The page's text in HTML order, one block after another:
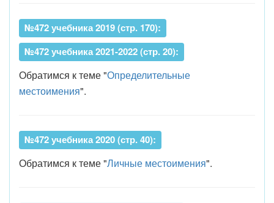
№472 учебника 2019 (стр. 170):
№472 учебника 2021-2022 (стр. 20):
Обратимся к теме "Определительные
местоимения".
№472 учебника 2020 (стр. 40):
Обратимся к теме "Личные местоимения".